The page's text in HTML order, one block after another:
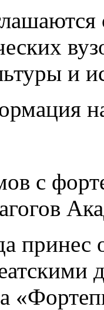
и
с
принес